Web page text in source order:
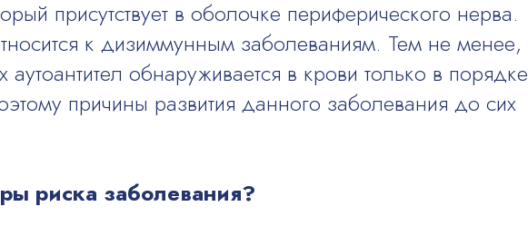
присутствует в оболочке периферического нерва.
к дизиммунным заболеваниям. Тем не менее,
обнаруживается в крови только в порядке
причины развития данного заболевания до сих
риска заболевания?